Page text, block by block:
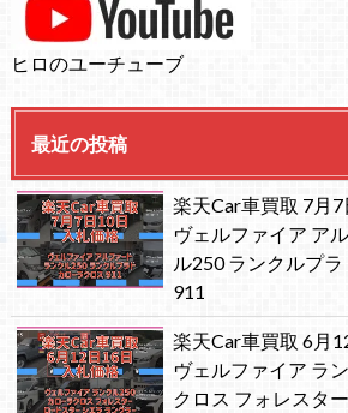
ヒロのユーチューブ
最近の投稿
楽天Car車買取 7月
ヴェルファイア ア
ル250 ランクルプ
911
楽天Car車買取 6月
ヴェルファイア ラ
クロス フォレスタ